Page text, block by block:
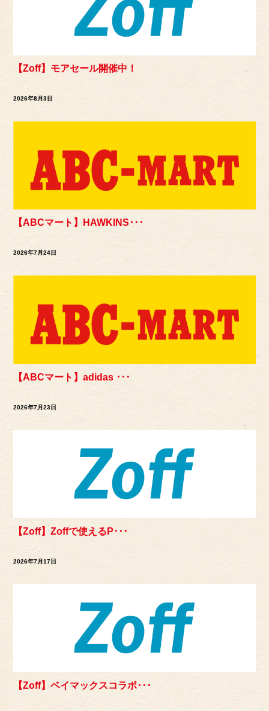
【Zoff】モアセール開催中！
2026年8月3日
【ABCマート】HAWKINS･･･
2026年7月24日
【ABCマート】adidas ･･･
2026年7月23日
【Zoff】Zoffで使えるP･･･
2026年7月17日
【Zoff】ベイマックスコラボ･･･